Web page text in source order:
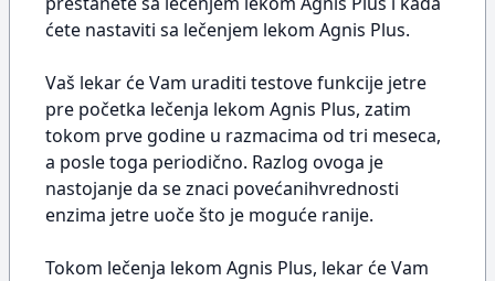
ćete nastaviti sa lečenjem lekom Agnis Plus.
Vaš lekar će Vam uraditi testove funkcije jetre
pre početka lečenja lekom Agnis Plus, zatim
tokom prve godine u razmacima od tri meseca,
a posle toga periodično. Razlog ovoga je
nastojanje da se znaci povećanihvrednosti
enzima jetre uoče što je moguće ranije.
Tokom lečenja lekom Agnis Plus, lekar će Vam